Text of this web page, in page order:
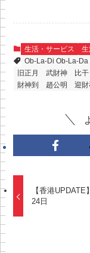
生活・サービス
Ob-La-Di Ob-La-Da
旧正月
武財神 比干
財神到
趙公明 迎
【香港UPDATE
24日